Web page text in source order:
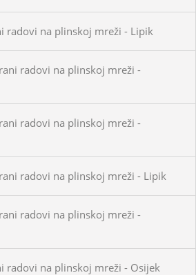
radovi na plinskoj mreži - Lipik
radovi na plinskoj mreži -
radovi na plinskoj mreži -
radovi na plinskoj mreži - Lipik
radovi na plinskoj mreži -
radovi na plinskoj mreži - Osijek